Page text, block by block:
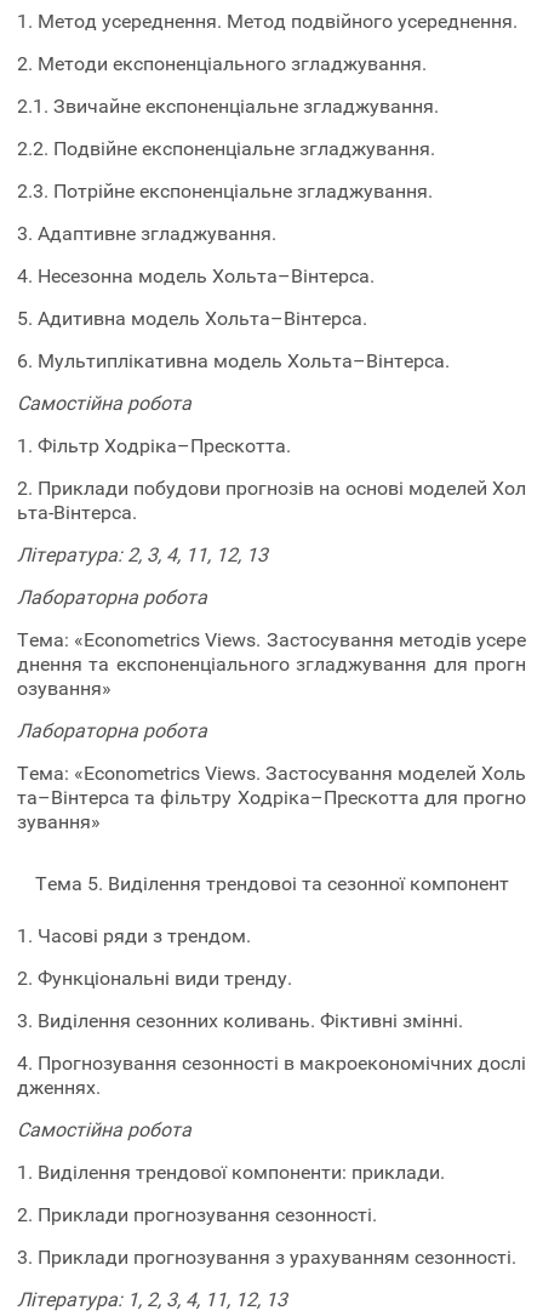
1. Метод усереднення. Метод подвійного усереднення.
2. Методи експоненціального згладжування.
2.1. Звичайне експоненціальне згладжування.
2.2. Подвійне експоненціальне згладжування.
2.3. Потрійне експоненціальне згладжування.
3. Адаптивне згладжування.
4. Несезонна модель Хольта–Вінтерса.
5. Адитивна модель Хольта–Вінтерса.
6. Мультиплікативна модель Хольта–Вінтерса.
Самостійна робота
1. Фільтр Ходріка–Прескотта.
2. Приклади побудови прогнозів на основі моделей Хол
ьта-Вінтерса.
Література: 2, 3, 4, 11, 12, 13
Лабораторна робота
Тема: «Econometrics Views. Застосування методів усере
днення та експоненціального згладжування для прогн
озування»
Лабораторна робота
Тема: «Econometrics Views. Застосування моделей Холь
та–Вінтерса та фільтру Ходріка–Прескотта для прогно
зування»
Тема 5. Виділення трендовоі та сезонної компонент
1. Часові ряди з трендом.
2. Функціональні види тренду.
3. Виділення сезонних коливань. Фіктивні змінні.
4. Прогнозування сезонності в макроекономічних дослі
дженнях.
Самостійна робота
1. Виділення трендової компоненти: приклади.
2. Приклади прогнозування сезонності.
3. Приклади прогнозування з урахуванням сезонності.
Література: 1, 2, 3, 4, 11, 12, 13